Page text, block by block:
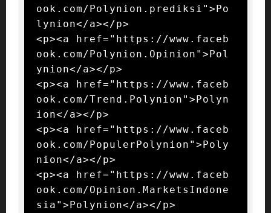
ook.com/Polynion.prediksi">Po
lynion</a></p>
<p><a href="https://www.faceb
ook.com/Polynion.Opinion">Pol
ynion</a></p>
<p><a href="https://www.faceb
ook.com/Trend.Polynion">Polyn
ion</a></p>
<p><a href="https://www.faceb
ook.com/PopulerPolynion">Poly
nion</a></p>
<p><a href="https://www.faceb
ook.com/Opinion.MarketsIndone
sia">Polynion</a></p>